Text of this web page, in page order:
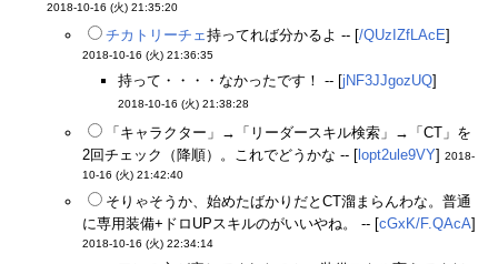
2018-10-16 (火) 21:35:20
チカトリーチェ持ってれば分かるよ -- [/QUzIZfLAcE]
2018-10-16 (火) 21:36:35
持って・・・・なかったです！ -- [jNF3JJgozUQ]
2018-10-16 (火) 21:38:28
「キャラクター」→「リーダースキル検索」→「CT」を
2回チェック（降順）。これでどうかな -- [ lopt2ule9VY] 2018-
10-16 (火) 21:42:40
そりゃそうか、始めたばかりだとCT溜まらんわな。普通
に専用装備+ドロUPスキルのがいいやね。 -- [cGxK/F.QAcA]
2018-10-16 (火) 22:34:14